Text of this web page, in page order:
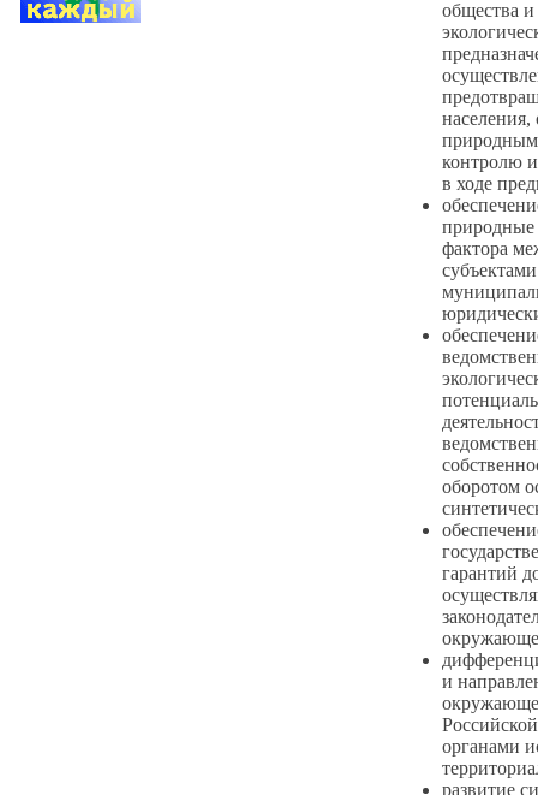
общества и
природным
контролю
в ходе
природные
фактора
оборотом
гарантий
и
органами
развитие